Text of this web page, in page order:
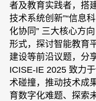
者及教育实践者，搭
技术系统创新”“信息
化协同” 三大核心方
形式，探讨智能教育
建设等前沿议题，分
ICISE-IE 2025 致力
术碰撞，推动技术成
育数字化难题、探索